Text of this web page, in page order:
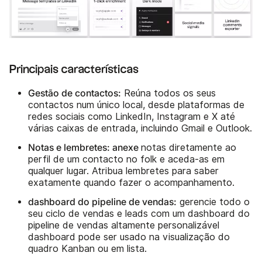
Principais características
Gestão de contactos: Reúna todos os seus
contactos num único local, desde plataformas de
redes sociais como LinkedIn, Instagram e X até
várias caixas de entrada, incluindo Gmail e Outlook.
Notas e lembretes: anexe notas diretamente ao
perfil de um contacto no folk e aceda-as em
qualquer lugar. Atribua lembretes para saber
exatamente quando fazer o acompanhamento.
dashboard do pipeline de vendas: gerencie todo o
seu ciclo de vendas e leads com um dashboard do
pipeline de vendas altamente personalizável
dashboard pode ser usado na visualização do
quadro Kanban ou em lista.